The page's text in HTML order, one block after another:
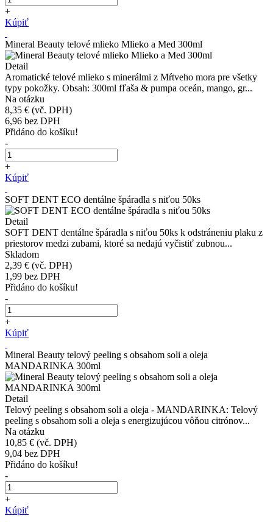
+
Kúpiť
Mineral Beauty telové mlieko Mlieko a Med 300ml
Detail
Aromatické telové mlieko s minerálmi z Mŕtveho mora pre všetky
typy pokožky. Obsah: 300ml fľaša & pumpa oceán, mango, gr...
Na otázku
8,35 € (vč. DPH)
6,96 bez DPH
Přidáno do košíku!
-
+
Kúpiť
SOFT DENT ECO dentálne špáradla s niťou 50ks
Detail
SOFT DENT dentálne špáradla s niťou 50ks k odstráneniu plaku z
priestorov medzi zubami, ktoré sa nedajú vyčistiť zubnou...
Skladom
2,39 € (vč. DPH)
1,99 bez DPH
Přidáno do košíku!
-
+
Kúpiť
Mineral Beauty telový peeling s obsahom soli a oleja
MANDARINKA 300ml
Detail
Telový peeling s obsahom soli a oleja - MANDARINKA: Telový
peeling s obsahom soli a oleja s energizujúcou vôňou citrónov...
Na otázku
10,85 € (vč. DPH)
9,04 bez DPH
Přidáno do košíku!
-
+
Kúpiť